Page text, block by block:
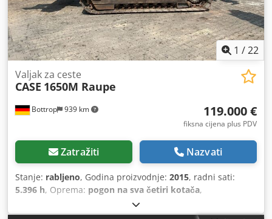
1 /22
Bottrop 939 km
Valjak za ceste
CASE 1650M Raupe
119.000 €
fiksna cijena plus PDV
Zatražiti Nazvati
Stanje: rabljeno, Godina proizvodnje: 2015, radni sati:
5.396 h, Oprema: pogon na sva četiri kotača,